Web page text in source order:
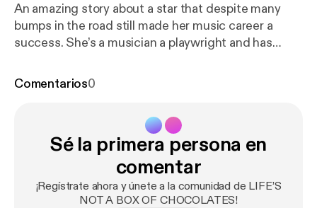
An amazing story about a star that despite many
bumps in the road still made her music career a
success. She’s a musician a playwright and has
Comentarios0
Sé la primera persona en
comentar
¡Regístrate ahora y únete a la comunidad de LIFE’S
NOT A BOX OF CHOCOLATES!